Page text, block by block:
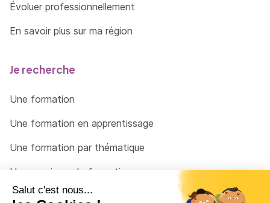
Évoluer professionnellement
En savoir plus sur ma région
Je recherche
Une formation
Une formation en apprentissage
Une formation par thématique
Un organisme de formation
Un conseiller